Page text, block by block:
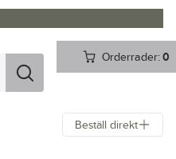
Orderrader:0
Beställ direkt